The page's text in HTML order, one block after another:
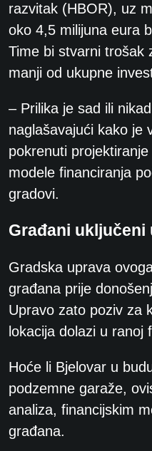
razvitak (HBOR), uz
oko 4,5 milijuna eura
Time bi stvarni trošak
manji od ukupne
– Prilika je sad ili
naglašavajući kako je
pokrenuti
modele financiranja
gradovi.
Građani uključeni
Gradska uprava
građana prije
Upravo zato poziv za
lokacija dolazi u ranoj
Hoće li Bjelovar u
podzemne garaže,
analiza, financijskim
građana.